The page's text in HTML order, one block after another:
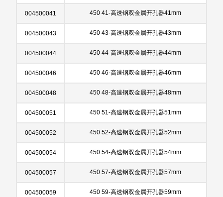
004500041 450 41-高速钢双金属开孔器41mm
004500043 450 43-高速钢双金属开孔器43mm
004500044 450 44-高速钢双金属开孔器44mm
004500046 450 46-高速钢双金属开孔器46mm
004500048 450 48-高速钢双金属开孔器48mm
004500051 450 51-高速钢双金属开孔器51mm
004500052 450 52-高速钢双金属开孔器52mm
004500054 450 54-高速钢双金属开孔器54mm
004500057 450 57-高速钢双金属开孔器57mm
004500059 450 59-高速钢双金属开孔器59mm